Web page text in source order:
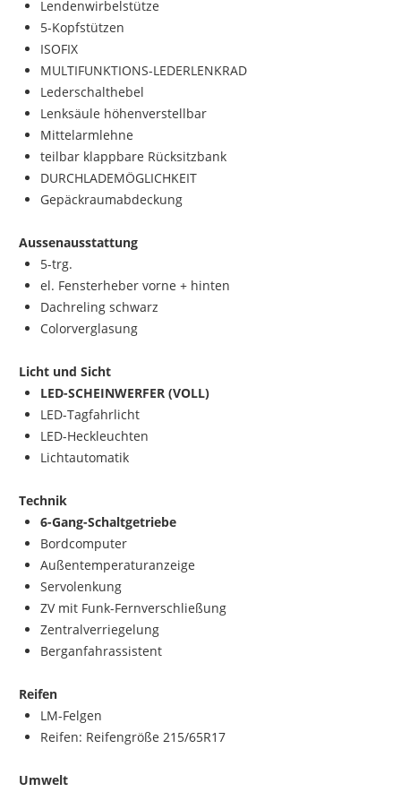
Lendenwirbelstütze
5-Kopfstützen
ISOFIX
MULTIFUNKTIONS-LEDERLENKRAD
Lederschalthebel
Lenksäule höhenverstellbar
Mittelarmlehne
teilbar klappbare Rücksitzbank
DURCHLADEMÖGLICHKEIT
Gepäckraumabdeckung
Aussenausstattung
5-trg.
el. Fensterheber vorne + hinten
Dachreling schwarz
Colorverglasung
Licht und Sicht
LED-SCHEINWERFER (VOLL)
LED-Tagfahrlicht
LED-Heckleuchten
Lichtautomatik
Technik
6-Gang-Schaltgetriebe
Bordcomputer
Außentemperaturanzeige
Servolenkung
ZV mit Funk-Fernverschließung
Zentralverriegelung
Berganfahrassistent
Reifen
LM-Felgen
Reifen: Reifengröße 215/65R17
Umwelt